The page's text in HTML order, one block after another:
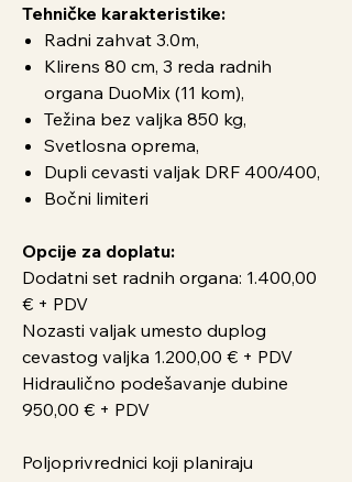
Tehničke karakteristike:
Radni zahvat 3.0m,
Klirens 80 cm, 3 reda radnih
organa DuoMix (11 kom),
Težina bez valjka 850 kg,
Svetlosna oprema,
Dupli cevasti valjak DRF 400/400,
Bočni limiteri
Opcije za doplatu:
Dodatni set radnih organa: 1.400,00
€ + PDV
Nozasti valjak umesto duplog
cevastog valjka 1.200,00 € + PDV
Hidraulično podešavanje dubine
950,00 € + PDV
Poljoprivrednici koji planiraju